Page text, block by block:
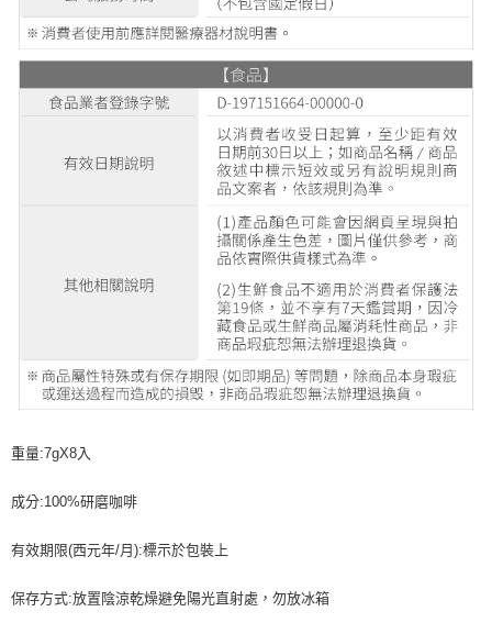
重量:7gX8入
成分:100%研磨咖啡
有效期限(西元年/月):標示於包裝上
保存方式:放置陰涼乾燥避免陽光直射處，勿放冰箱